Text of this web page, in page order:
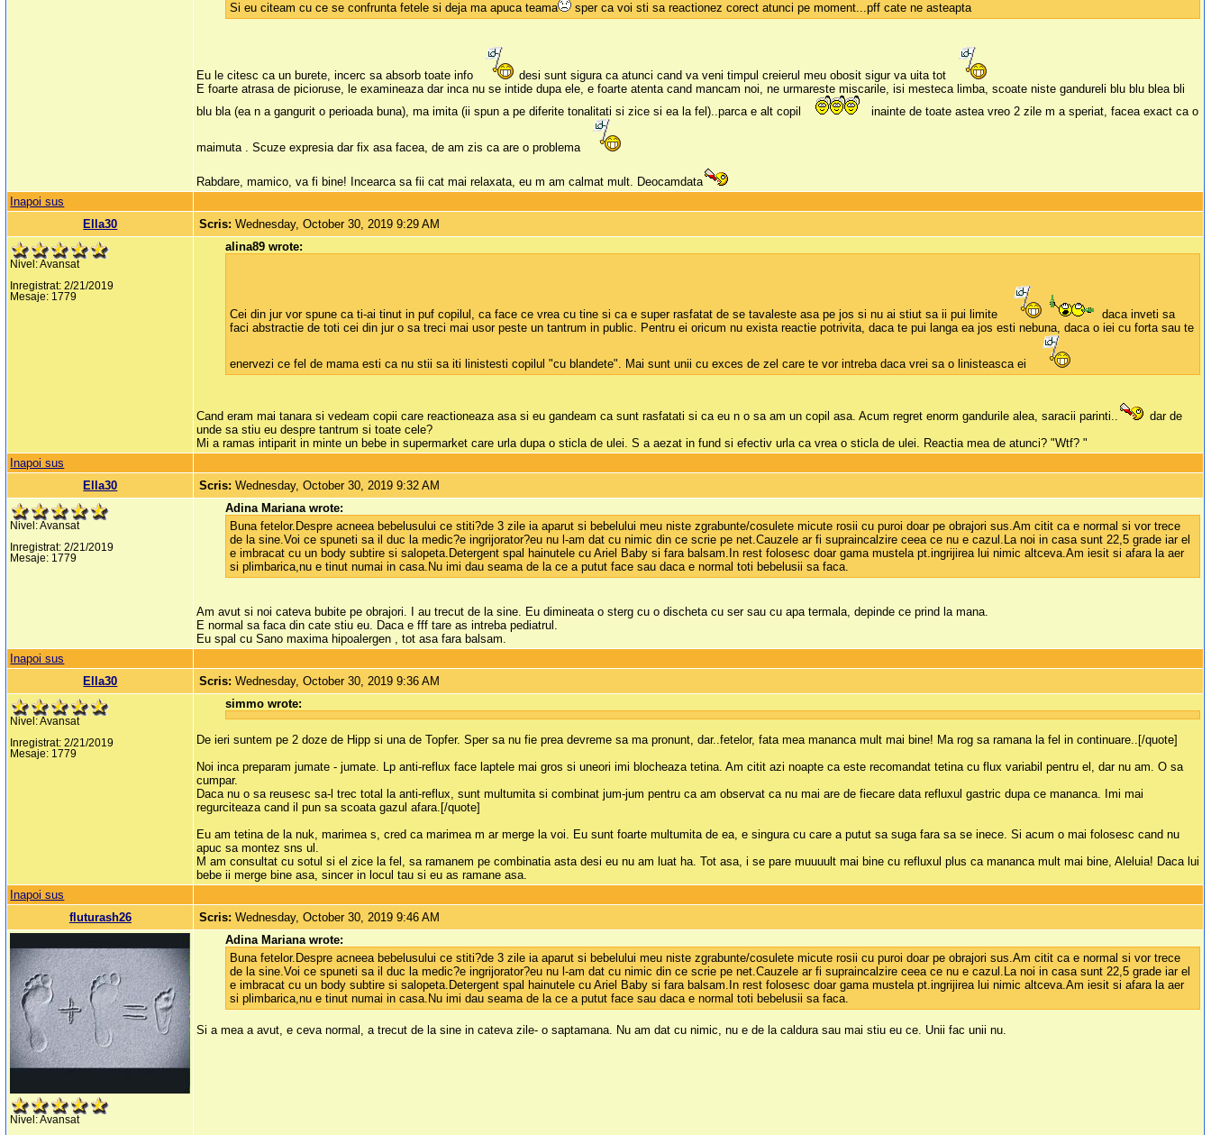
Si eu citeam cu ce se confrunta fetele si deja ma apuca teama
sper ca voi sti sa reactionez corect atunci pe moment...pff cate ne asteapta
Eu le citesc ca un burete, incerc sa absorb toate info
desi sunt sigura ca atunci cand va veni timpul creierul meu obosit sigur va uita tot
E foarte atrasa de picioruse, le examineaza dar inca nu se intide dupa ele, e foarte atenta cand mancam noi, ne urmareste miscarile, isi mesteca limba, scoate niste gandureli blu blu blea bli
blu bla (ea n a gangurit o perioada buna), ma imita (ii spun a pe diferite tonalitati si zice si ea la fel)..parca e alt copil
inainte de toate astea vreo 2 zile m a speriat, facea exact ca o
maimuta . Scuze expresia dar fix asa facea, de am zis ca are o problema
Rabdare, mamico, va fi bine! Incearca sa fii cat mai relaxata, eu m am calmat mult. Deocamdata
Inapoi sus
Ella30
Scris:Wednesday, October 30, 2019 9:29 AM
Nivel: Avansat
Inregistrat: 2/21/2019
Mesaje: 1779
alina89 wrote:
Cei din jur vor spune ca ti-ai tinut in puf copilul, ca face ce vrea cu tine si ca e super rasfatat de se tavaleste asa pe jos si nu ai stiut sa ii pui limite
daca inveti sa
faci abstractie de toti cei din jur o sa treci mai usor peste un tantrum in public. Pentru ei oricum nu exista reactie potrivita, daca te pui langa ea jos esti nebuna, daca o iei cu forta sau te
enervezi ce fel de mama esti ca nu stii sa iti linistesti copilul "cu blandete". Mai sunt unii cu exces de zel care te vor intreba daca vrei sa o linisteasca ei
Cand eram mai tanara si vedeam copii care reactioneaza asa si eu gandeam ca sunt rasfatati si ca eu n o sa am un copil asa. Acum regret enorm gandurile alea, saracii parinti..
dar de
unde sa stiu eu despre tantrum si toate cele?
Mi a ramas intiparit in minte un bebe in supermarket care urla dupa o sticla de ulei. S a aezat in fund si efectiv urla ca vrea o sticla de ulei. Reactia mea de atunci? "Wtf? "
Inapoi sus
Ella30
Scris:Wednesday, October 30, 2019 9:32 AM
Nivel: Avansat
Inregistrat: 2/21/2019
Mesaje: 1779
Adina Mariana wrote:
Buna fetelor.Despre acneea bebelusului ce stiti?de 3 zile ia aparut si bebelului meu niste zgrabunte/cosulete micute rosii cu puroi doar pe obrajori sus.Am citit ca e normal si vor trece
de la sine.Voi ce spuneti sa il duc la medic?e ingrijorator?eu nu l-am dat cu nimic din ce scrie pe net.Cauzele ar fi supraincalzire ceea ce nu e cazul.La noi in casa sunt 22,5 grade iar el
e imbracat cu un body subtire si salopeta.Detergent spal hainutele cu Ariel Baby si fara balsam.In rest folosesc doar gama mustela pt.ingrijirea lui nimic altceva.Am iesit si afara la aer
si plimbarica,nu e tinut numai in casa.Nu imi dau seama de la ce a putut face sau daca e normal toti bebelusii sa faca.
Am avut si noi cateva bubite pe obrajori. I au trecut de la sine. Eu dimineata o sterg cu o discheta cu ser sau cu apa termala, depinde ce prind la mana.
E normal sa faca din cate stiu eu. Daca e fff tare as intreba pediatrul.
Eu spal cu Sano maxima hipoalergen , tot asa fara balsam.
Inapoi sus
Ella30
Scris:Wednesday, October 30, 2019 9:36 AM
Nivel: Avansat
Inregistrat: 2/21/2019
Mesaje: 1779
simmo wrote:
De ieri suntem pe 2 doze de Hipp si una de Topfer. Sper sa nu fie prea devreme sa ma pronunt, dar..fetelor, fata mea mananca mult mai bine! Ma rog sa ramana la fel in continuare..[/quote]
Noi inca preparam jumate - jumate. Lp anti-reflux face laptele mai gros si uneori imi blocheaza tetina. Am citit azi noapte ca este recomandat tetina cu flux variabil pentru el, dar nu am. O sa
cumpar.
Daca nu o sa reusesc sa-l trec total la anti-reflux, sunt multumita si combinat jum-jum pentru ca am observat ca nu mai are de fiecare data refluxul gastric dupa ce mananca. Imi mai
regurciteaza cand il pun sa scoata gazul afara.[/quote]
Eu am tetina de la nuk, marimea s, cred ca marimea m ar merge la voi. Eu sunt foarte multumita de ea, e singura cu care a putut sa suga fara sa se inece. Si acum o mai folosesc cand nu
apuc sa montez sns ul.
M am consultat cu sotul si el zice la fel, sa ramanem pe combinatia asta desi eu nu am luat ha. Tot asa, i se pare muuuult mai bine cu refluxul plus ca mananca mult mai bine, Aleluia! Daca lui
bebe ii merge bine asa, sincer in locul tau si eu as ramane asa.
Inapoi sus
fluturash26
Scris:Wednesday, October 30, 2019 9:46 AM
Nivel: Avansat
Adina Mariana wrote:
Buna fetelor.Despre acneea bebelusului ce stiti?de 3 zile ia aparut si bebelului meu niste zgrabunte/cosulete micute rosii cu puroi doar pe obrajori sus.Am citit ca e normal si vor trece
de la sine.Voi ce spuneti sa il duc la medic?e ingrijorator?eu nu l-am dat cu nimic din ce scrie pe net.Cauzele ar fi supraincalzire ceea ce nu e cazul.La noi in casa sunt 22,5 grade iar el
e imbracat cu un body subtire si salopeta.Detergent spal hainutele cu Ariel Baby si fara balsam.In rest folosesc doar gama mustela pt.ingrijirea lui nimic altceva.Am iesit si afara la aer
si plimbarica,nu e tinut numai in casa.Nu imi dau seama de la ce a putut face sau daca e normal toti bebelusii sa faca.
Si a mea a avut, e ceva normal, a trecut de la sine in cateva zile- o saptamana. Nu am dat cu nimic, nu e de la caldura sau mai stiu eu ce. Unii fac unii nu.